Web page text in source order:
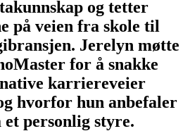
og tetter
på veien fra skole til
Jerelyn møtte
for å snakke
karriereveier
hvorfor hun anbefaler
personlig styre.